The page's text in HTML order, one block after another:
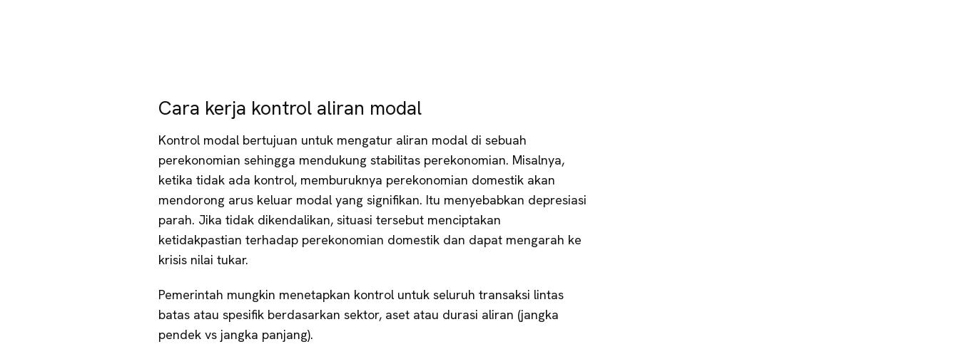
Cara kerja kontrol aliran modal
Kontrol modal bertujuan untuk mengatur aliran modal di sebuah
perekonomian sehingga mendukung stabilitas perekonomian. Misalnya,
ketika tidak ada kontrol, memburuknya perekonomian domestik akan
mendorong arus keluar modal yang signifikan. Itu menyebabkan depresiasi
parah. Jika tidak dikendalikan, situasi tersebut menciptakan
ketidakpastian terhadap perekonomian domestik dan dapat mengarah ke
krisis nilai tukar.
Pemerintah mungkin menetapkan kontrol untuk seluruh transaksi lintas
batas atau spesifik berdasarkan sektor, aset atau durasi aliran (jangka
pendek vs jangka panjang).